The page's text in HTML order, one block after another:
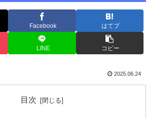
Facebook はてブ
LINE コピー
2025.06.24
目次